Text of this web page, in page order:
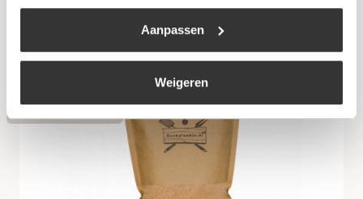
Aanpassen
Weigeren
Bekijk